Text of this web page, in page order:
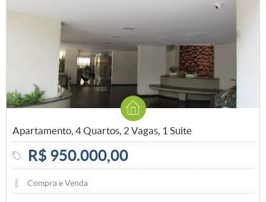
Apartamento, 4 Quartos, 2 Vagas, 1 Suite
R$ 950.000,00
Compra e Venda